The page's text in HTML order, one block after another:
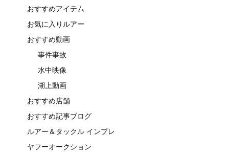
おすすめアイテム
お気に入りルアー
おすすめ動画
事件事故
水中映像
湖上動画
おすすめ店舗
おすすめ記事ブログ
ルアー＆タックル インプレ
ヤフーオークション